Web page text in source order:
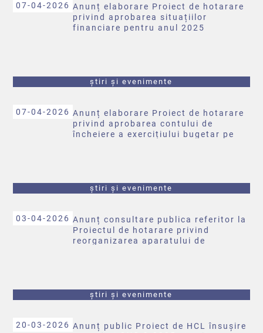
07-04-2026 Anunț elaborare Proiect de hotarare
privind aprobarea situațiilor
financiare pentru anul 2025
știri și evenimente
07-04-2026 Anunț elaborare Proiect de hotarare
privind aprobarea contului de
încheiere a exercițiului bugetar pe
știri și evenimente
03-04-2026 Anunț consultare publica referitor la
Proiectul de hotarare privind
reorganizarea aparatului de
știri și evenimente
20-03-2026 Anunț public Proiect de HCL însușire